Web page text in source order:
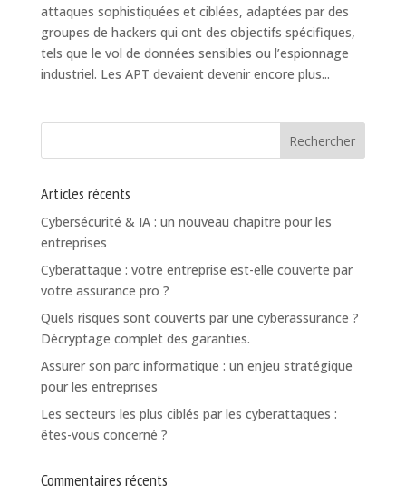
attaques sophistiquées et ciblées, adaptées par des
groupes de hackers qui ont des objectifs spécifiques,
tels que le vol de données sensibles ou l’espionnage
industriel. Les APT devaient devenir encore plus...
Articles récents
Cybersécurité & IA : un nouveau chapitre pour les
entreprises
Cyberattaque : votre entreprise est-elle couverte par
votre assurance pro ?
Quels risques sont couverts par une cyberassurance ?
Décryptage complet des garanties.
Assurer son parc informatique : un enjeu stratégique
pour les entreprises
Les secteurs les plus ciblés par les cyberattaques :
êtes-vous concerné ?
Commentaires récents